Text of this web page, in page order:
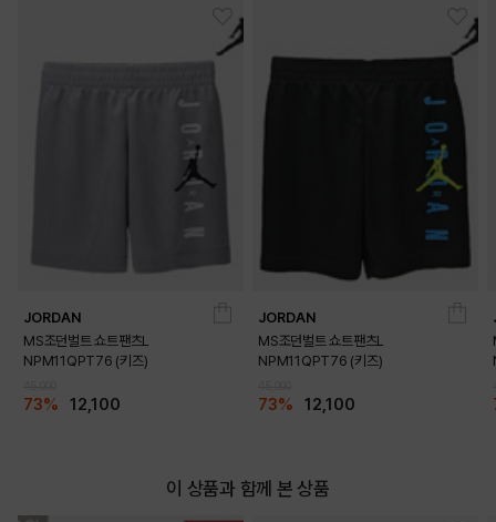
JORDAN
MS조던벌트 쇼트팬츠L
NPM11QPT76 (키즈)
73% 12,100
JORDAN
MS조던벌트 쇼트팬츠L
NPM11QPT76 (키즈)
73% 12,100
이 상품과 함께 본 상품